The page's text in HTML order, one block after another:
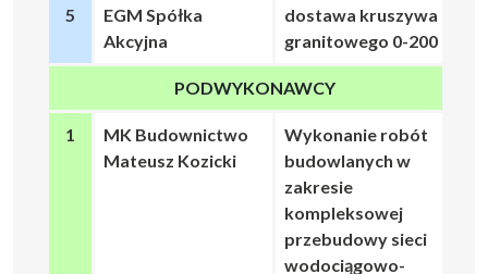
5
EGM Spółka
Akcyjna
dostawa kruszywa
granitowego 0-200
PODWYKONAWCY
1
MK Budownictwo
Mateusz Kozicki
Wykonanie robót
budowlanych w
zakresie
kompleksowej
przebudowy sieci
wodociągowo-